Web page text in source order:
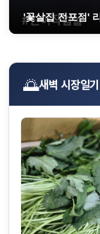
'꽃살집 전포점'
🌅새벽 시장일기